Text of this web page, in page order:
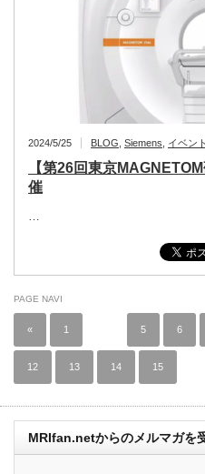
2024/5/25 BLOG Siemens イベン
【第26回東京
催
…
PAGE NAVI
« 1 5 6
12 13 14 15
MRIfan.netからのメルマガを